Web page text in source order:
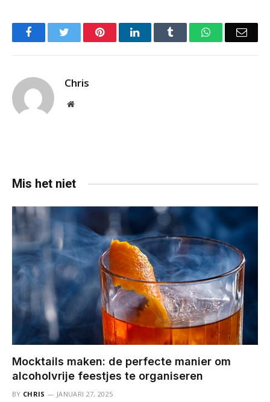
FacebookTwitter PinterestLinkedIn Tumblr WhatsApp
Chris
Website
Mis het niet
Mocktails maken: de perfecte manier om
alcoholvrije feestjes te organiseren
BY CHRIS JANUARI 27, 2025